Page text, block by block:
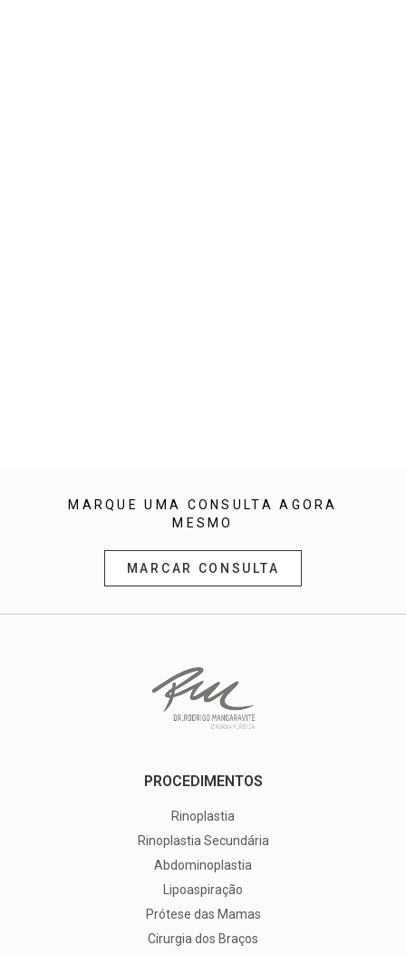
MARQUE UMA CONSULTA AGORA
MESMO
MARCAR CONSULTA
PROCEDIMENTOS
Rinoplastia
Rinoplastia Secundária
Abdominoplastia
Lipoaspiração
Prótese das Mamas
Cirurgia dos Braços